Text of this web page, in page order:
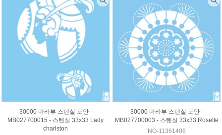
30000 마라부 스텐실 도안 -
MB027700015 - 스텐실 33x33 Lady
charlston
30000 마라부 스텐실 도안 -
MB027700003 - 스텐실 33x33 Rosette
NO-11361406